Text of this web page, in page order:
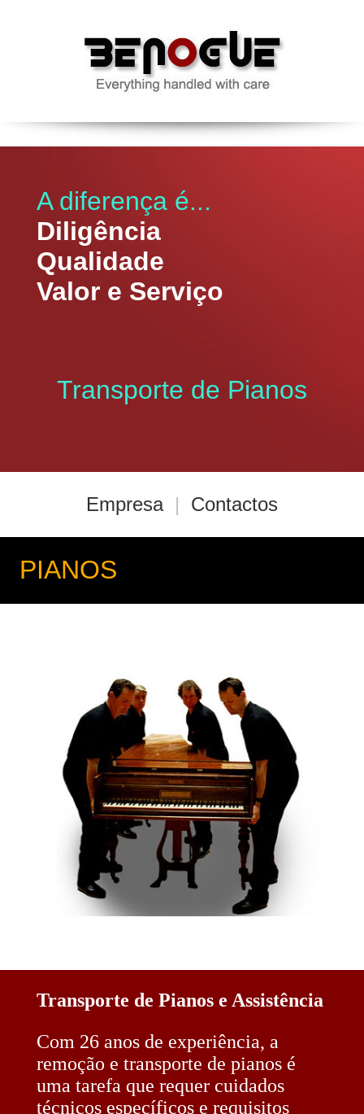
A diferença é...
Diligência
Qualidade
Valor e Serviço
Transporte de Pianos
Empresa | Contactos
PIANOS
Transporte de Pianos e Assistência
Com 26 anos de experiência, a
remoção e transporte de pianos é
uma tarefa que requer cuidados
técnicos específicos e requisitos